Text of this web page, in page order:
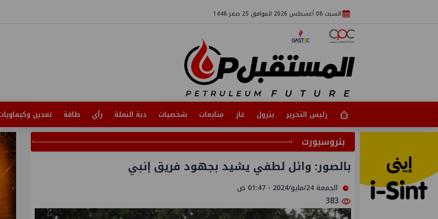
السبت 08 أغسطس 2026 الموافق 25 صفر 1448
رئيس التحرير بترول غاز متابعات شخصيات دبة النملة رأي طاقة تعدين
بتروسبورت
بالصور: وائل لطفي يشيد بجهود فريق إنبي
الجمعة 24/مايو/2024 - 01:47 ص